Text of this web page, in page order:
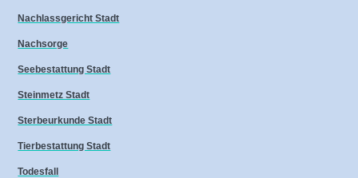
Nachlassgericht Stadt
Nachsorge
Seebestattung Stadt
Steinmetz Stadt
Sterbeurkunde Stadt
Tierbestattung Stadt
Todesfall